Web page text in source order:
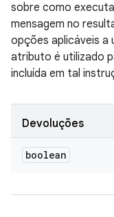
sobre como
mensagem no
opções aplicáveis ​​a
atributo é utilizado
incluída em tal
Devoluções
boolean